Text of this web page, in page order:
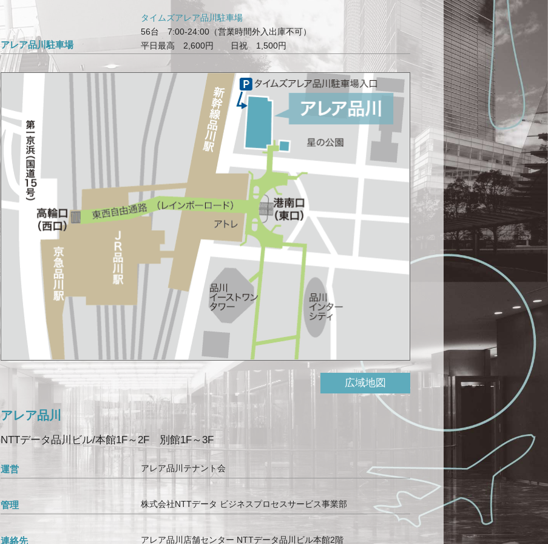
アレア品川駐車場
タイムズアレア品川駐車場
56台 7:00-24:00（営業時間外入出庫不可）
平日最高 2,600円 日祝 1,500円
広域地図
アレア品川
NTTデータ品川ビル/本館1F～2F 別館1F～3F
運営 アレア品川テナント会
管理 株式会社NTTデータ ビジネスプロセスサービス事業部
連絡先 アレア品川店舗センター NTTデータ品川ビル本館2階